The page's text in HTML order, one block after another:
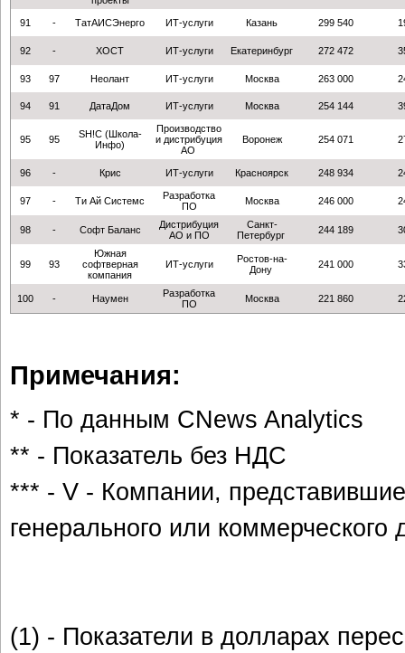
91 - ТатАИСЭнерго ИТ-услуги Казань 299 540
92 - ХОСТ ИТ-услуги Екатеринбург 272 472
93 97 Неолант ИТ-услуги Москва 263 000
94 91 ДатаДом ИТ-услуги Москва 254 144
95 95
SH!C (Школа-
Инфо)
Производство
и дистрибуция
АО
Воронеж 254 071
96 - Крис ИТ-услуги Красноярск 248 934
97 - Ти Ай Системс
Разработка
ПО
Москва 246 000
98 - Софт Баланс
Дистрибуция
АО и ПО
Санкт-
Петербург
244 189
99 93
Южная
софтверная
компания
ИТ-услуги
Ростов-на-
Дону
241 000
100 - Наумен
Разработка
ПО
Москва 221 860
Примечания:
* - По данным CNews Analytics
** - Показатель без НДС
*** - V - Компании,
генерального или коммерческого
(1) - Показатели в долларах